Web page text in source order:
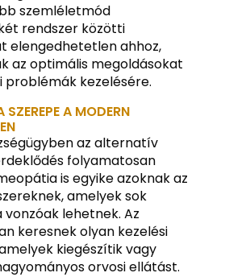
szemléletmód
rendszer közötti
elengedhetetlen ahhoz,
az optimális megoldásokat
problémák kezelésére.
A MODERN
az alternatív
folyamatosan
is egyike azoknak az
amelyek sok
lehetnek. Az
keresnek olyan kezelési
kiegészítik vagy
orvosi ellátást.